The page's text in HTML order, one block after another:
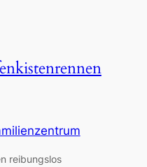
reibungslos